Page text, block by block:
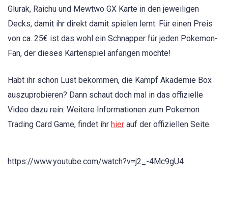
Glurak, Raichu und Mewtwo GX Karte in den jeweiligen
Decks, damit ihr direkt damit spielen lernt. Für einen Preis
von ca. 25€ ist das wohl ein Schnapper für jeden Pokemon-
Fan, der dieses Kartenspiel anfangen möchte!
Habt ihr schon Lust bekommen, die Kampf Akademie Box
auszuprobieren? Dann schaut doch mal in das offizielle
Video dazu rein. Weitere Informationen zum Pokemon
Trading Card Game, findet ihr hier auf der offiziellen Seite.
https://www.youtube.com/watch?v=j2_-4Mc9gU4